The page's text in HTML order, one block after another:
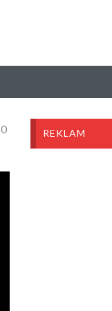
0 REKLAM